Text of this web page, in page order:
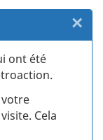
ont été
Cela
×